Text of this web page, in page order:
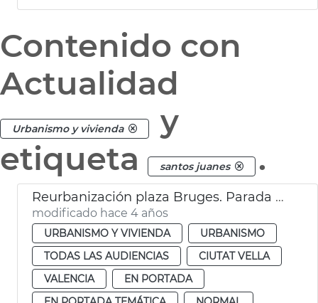
Contenido con
Actualidad
Urbanismo y vivienda
y
etiqueta
santos juanes .
Reurbanización plaza Bruges. Parada flors
modificado hace 4 años
URBANISMO Y VIVIENDA
URBANISMO
TODAS LAS AUDIENCIAS
CIUTAT VELLA
VALENCIA
EN PORTADA